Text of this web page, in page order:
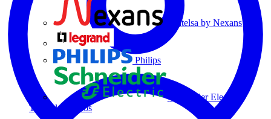
Centelsa by Nexans
Philips
Schneider Electric
Todos los socios